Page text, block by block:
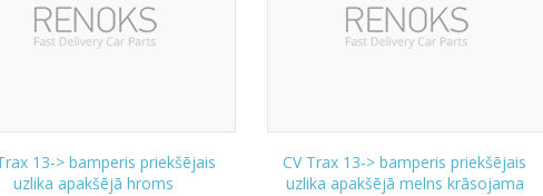
13-> bamperis priekšējais
uzlika apakšējā hroms
CV Trax 13-> bamperis priekšējais
uzlika apakšējā melns krāsojama